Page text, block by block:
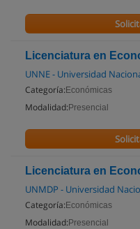
Licenciatura en
UNNE - Universidad
Categoría: Económicas
Modalidad: Presencial
Licenciatura en
UNMDP - Universidad
Categoría: Económicas
Modalidad: Presencial